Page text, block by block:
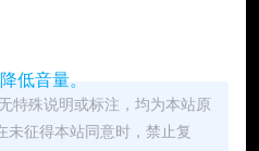
低音量。
特殊说明或标注，均为本站原
征得本站同意时，禁止复